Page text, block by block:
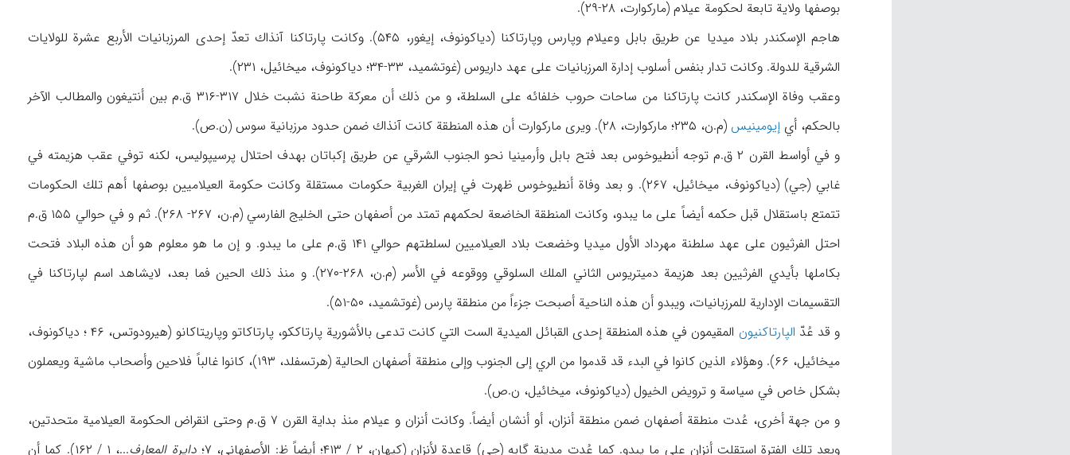
بوصفها ولاية تابعة لحكومة عيلام (ماركوارت، ۲۸-۲۹).
هاجم الإسكندر بلاد ميديا عن طريق بابل وعيلام وپارس وپارتاكنا (دياكونوف، إيغور، ۵۴۵). وكانت پارتاكنا آنذاك تعدّ إحدى المرزبانيات الأربع عشرة للولايات
الشرقية للدولة. وكانت تدار بنفس أسلوب إدارة المرزبانيات على عهد داريوس (غوتشميد، ۳۳-۳۴؛ دياكونوف، ميخائيل، ۲۳۱).
وعقب وفاة الإسكندر كانت پارتاكنا من ساحات حروب خلفائه على السلطة، و من ذلك أن معركة طاحنة نشبت خلال ۳۱۷-۳۱۶ ق.م بين أنتيغون والمطالب الآخر
بالحكم، أيإيومينيس (م.ن، ۲۳۵؛ ماركوارت، ۲۸). ويرى ماركوارت أن هذه المنطقة كانت آنذاك ضمن حدود مرزبانية سوس (ن.ص).
و في أواسط القرن ۲ ق.م توجه أنطيوخوس بعد فتح بابل وأرمينيا نحو الجنوب الشرقي عن طريق إكباتان بهدف احتلال پرسيپوليس، لكنه توفي عقب هزيمته في
غابي (جي) (دياكونوف، ميخائيل، ۲۶۷). و بعد وفاة أنطيوخوس ظهرت في إيران الغربية حكومات مستقلة وكانت حكومة العيلاميين بوصفها أهم تلك الحكومات
تتمتع باستقلال قبل حكمه أيضاً على ما يبدو، وكانت المنطقة الخاضعة لحكمهم تمتد من أصفهان حتى الخليج الفارسي (م.ن، ۲۶۷- ۲۶۸). ثم و في حوالي ۱۵۵ ق.م
احتل الفرثيون على عهد سلطنة مهرداد الأول ميديا وخضعت بلاد العيلاميين لسلطتهم حوالي ۱۴۱ ق.م على ما يبدو. و إن ما هو معلوم هو أن هذه البلاد فتحت
بكاملها بأيدي الفرثيين بعد هزيمة دميتريوس الثاني الملك السلوقي ووقوعه في الأسر (م.ن، ۲۶۸-۲۷۰). و منذ ذلك الحين فما بعد، لايشاهد اسم لپارتاكنا في
التقسيمات الإدارية للمرزبانيات، ويبدو أن هذه الناحية أصبحت جزءاً من منطقة پارس (غوتشميد، ۵۰-۵۱).
و قد عُدّ الپارتاكنيون
المقيمون في هذه المنطقة إحدى القبائل الميدية الست التي كانت تدعى بالأشورية پارتاككو، پارتاكاتو وپاريتاكانو (هيرودوتس، ۴۶ ؛ دياكونوف،
ميخائيل، ۶۶). وهؤلاء الذين كانوا في البدء قد قدموا من الري إلى الجنوب وإلى منطقة أصفهان الحالية (هرتسفلد، ۱۹۳)، كانوا غالباً فلاحين وأصحاب ماشية ويعملون
بشكل خاص في سياسة و ترويض الخيول (دياكونوف، ميخائيل، ن.ص).
و من جهة أخرى، عُدت منطقة أصفهان ضمن منطقة أنزان، أو أنشان أيضاً. وكانت أنزان و عيلام منذ بداية القرن ۷ ق.م وحتى انقراض الحكومة العيلامية متحدتين،
وبعد تلك الفترة استقلت أنزان على ما يبدو. كما عُدت مدينة گابه (جي) قاعدة لأنزان (كيهان، ۲ / ۴۱۳؛ أيضاً ظ: الأصفهاني، ۷؛
دايرة المعارف
...، ۱ / ۱۶۲). كما أن